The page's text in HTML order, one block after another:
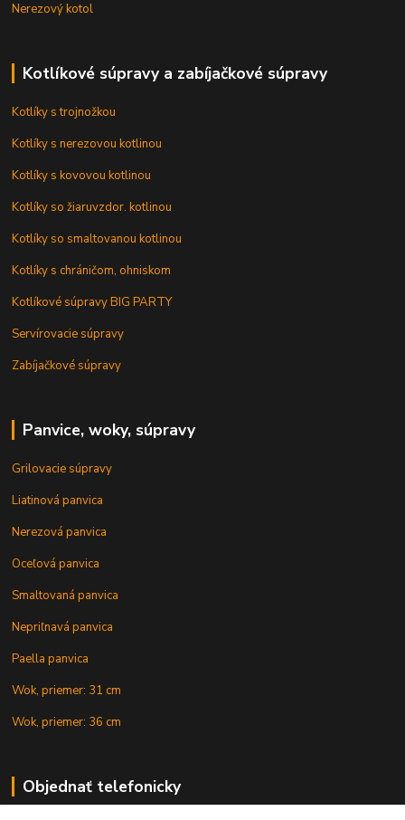
Nerezový kotol
Kotlíkové súpravy a zabíjačkové súpravy
Kotlíky s trojnožkou
Kotlíky s nerezovou kotlinou
Kotlíky s kovovou kotlinou
Kotlíky so žiaruvzdor. kotlinou
Kotlíky so smaltovanou kotlinou
Kotlíky s chráničom, ohniskom
Kotlíkové súpravy BIG PARTY
Servírovacie súpravy
Zabíjačkové súpravy
Panvice, woky, súpravy
Grilovacie súpravy
Liatinová panvica
Nerezová panvica
Oceľová panvica
Smaltovaná panvica
Nepriľnavá panvica
Paella panvica
Wok, priemer: 31 cm
Wok, priemer: 36 cm
Objednať telefonicky